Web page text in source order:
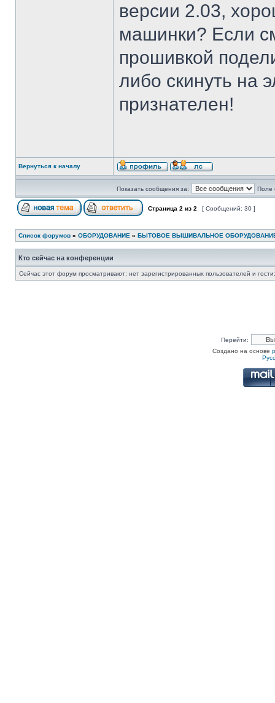
версии 2.03,
машинки? Если
прошивкой
либо скинуть на
признателен!
Вернуться к началу
Показать сообщения за: Поле
Страница 2 из 2 [ Сообщений: 30 ]
Список форумов » ОБОРУДОВАНИЕ » БЫТОВОЕ ВЫШИВАЛЬНОЕ
Кто сейчас на конференции
Сейчас этот форум просматривают: нет зарегистрированных пользователей и
Перейти:
Создано на основе